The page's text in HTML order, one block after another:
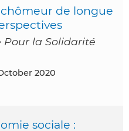
de longue
Pour la Solidarité
2020
sociale :